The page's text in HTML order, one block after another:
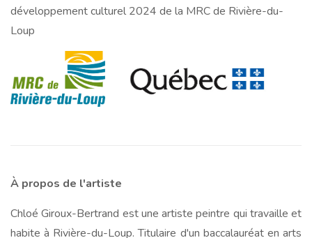
développement culturel 2024 de la MRC de Rivière-du-
Loup
À propos de l'artiste
Chloé Giroux-Bertrand est une artiste peintre qui travaille et
habite à Rivière-du-Loup. Titulaire d'un baccalauréat en arts